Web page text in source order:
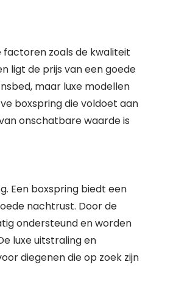
factoren zoals de kwaliteit
ligt de prijs van een goede
maar luxe modellen
boxspring die voldoet aan
onschatbare waarde is
Een boxspring biedt een
nachtrust. Door de
ondersteund en worden
luxe uitstraling en
diegenen die op zoek zijn